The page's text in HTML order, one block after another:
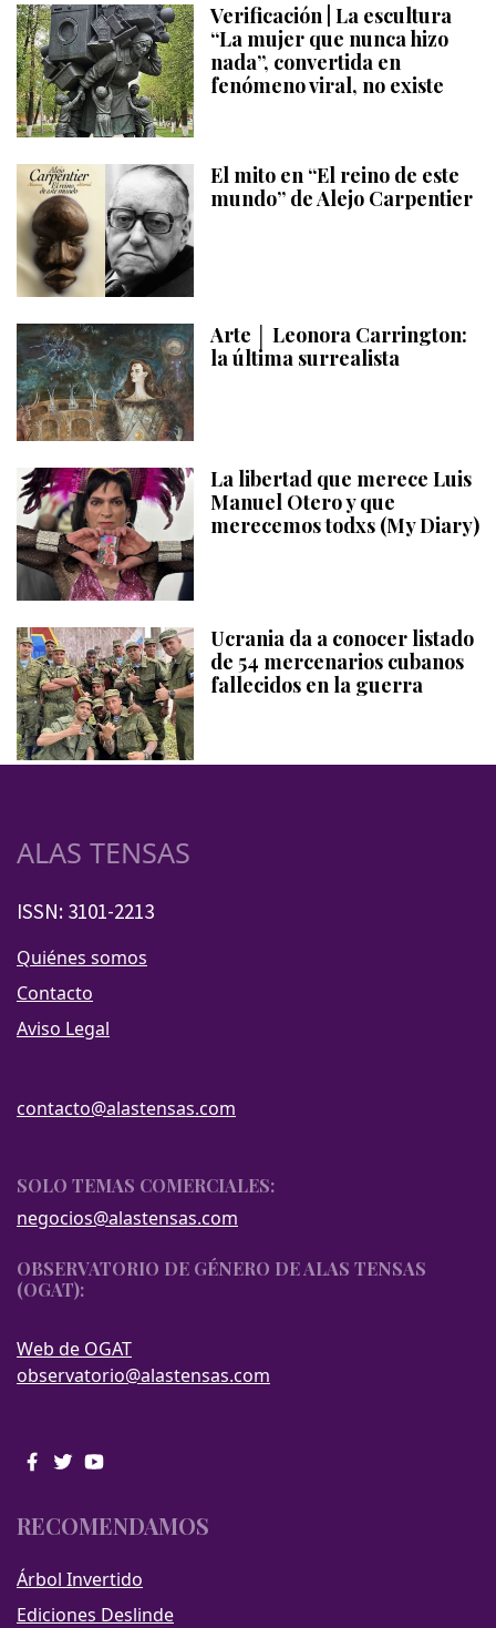
Verificación | La escultura
“La mujer que nunca hizo
nada”, convertida en
fenómeno viral, no existe
El mito en “El reino de este
mundo” de Alejo Carpentier
Arte │ Leonora Carrington:
la última surrealista
La libertad que merece Luis
Manuel Otero y que
merecemos todxs (My Diary)
Ucrania da a conocer listado
de 54 mercenarios cubanos
fallecidos en la guerra
ALAS TENSAS
ISSN: 3101-2213
Quiénes somos
Contacto
Aviso Legal
contacto@alastensas.com
SOLO TEMAS COMERCIALES:
negocios@alastensas.com
OBSERVATORIO DE GÉNERO DE ALAS TENSAS
(OGAT):
Web de OGAT
observatorio@alastensas.com
RECOMENDAMOS
Árbol Invertido
Ediciones Deslinde